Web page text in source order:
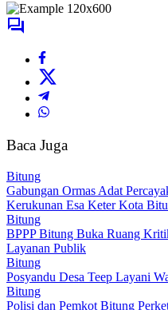
Baca Juga
Bitung
Gabungan Ormas Adat
Kerukunan Esa Keter Kota
Bitung
BPPP Bitung Buka Ruang
Layanan Publik
Bitung
Posyandu Desa Teep Layani
Bitung
Polisi dan Pemkot Bitung